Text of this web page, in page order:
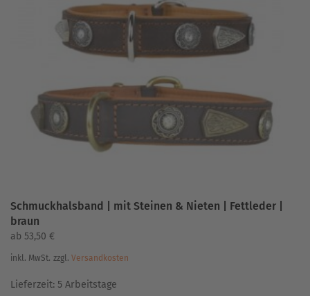
auf.
Die
Optionen
können
der
Produktseite
gewählt
werden
Schmuckhalsband | mit Steinen & Nieten | Fettleder |
braun
ab 53,50 €
inkl. MwSt. zzgl. Versandkosten
Lieferzeit: 5 Arbeitstage